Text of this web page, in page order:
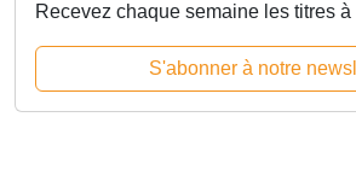
Recevez chaque semaine les titres
S'abonner à notre